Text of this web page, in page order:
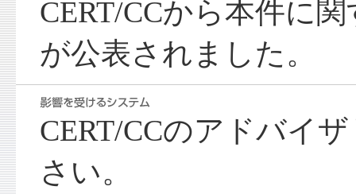
CERT/CCから本件に
が公表されました。
CERT/CCのアドバイ
さい。